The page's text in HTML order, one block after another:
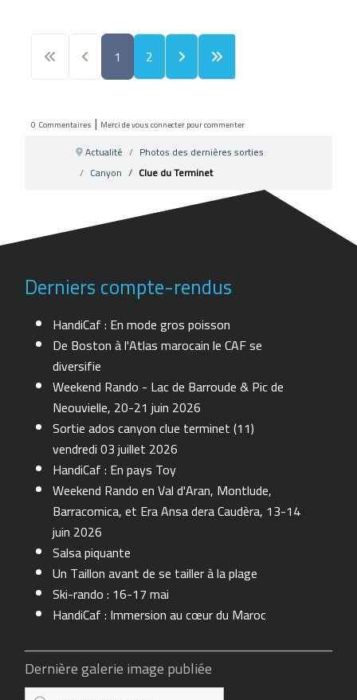
1 2
0 Commentaires | Merci de vous connecter pour commenter
Actualité
Photos des dernières sorties
Canyon
Clue du Terminet
Derniers compte-rendus
HandiCaf : En mode gros poisson
De Boston à l'Atlas marocain le CAF se
diversifie
Weekend Rando - Lac de Barroude & Pic de
Neouvielle, 20-21 juin 2026
Sortie ados canyon clue terminet (11)
vendredi 03 juillet 2026
HandiCaf : En pays Toy
Weekend Rando en Val d'Aran, Montlude,
Barracomica, et Era Ansa dera Caudèra, 13-14
juin 2026
Salsa piquante
Un Taillon avant de se tailler à la plage
Ski-rando : 16-17 mai
HandiCaf : Immersion au cœur du Maroc
Dernière galerie image publiée